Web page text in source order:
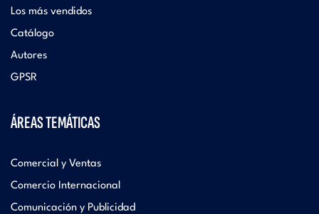
Los más vendidos
Catálogo
Autores
GPSR
ÁREAS TEMÁTICAS
Comercial y Ventas
Comercio Internacional
Comunicación y Publicidad